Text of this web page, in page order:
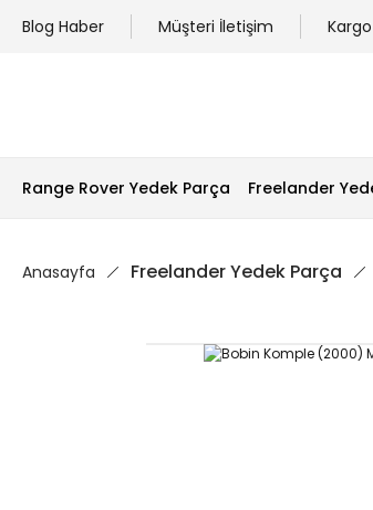
Blog Haber Müşteri İletişim
Range Rover Yedek Parça Freelander
Anasayfa Freelander Yedek Parça